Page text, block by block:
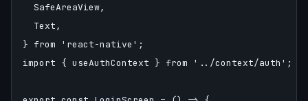
  SafeAreaView,
  Text,
} from 'react-native';
import { useAuthContext } from '../context/auth';